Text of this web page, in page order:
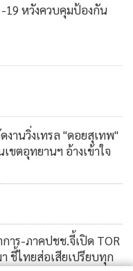
19 หวังควบคุมป้องกัน
านวิ่งเทรล "ดอยสุเทพ"
ขตอุทยานฯ อ้างเข้าใจ
การ-ภาคปชช.จี้เปิด TOR
ชี้ไทยส่อเสียเปรียบทุก